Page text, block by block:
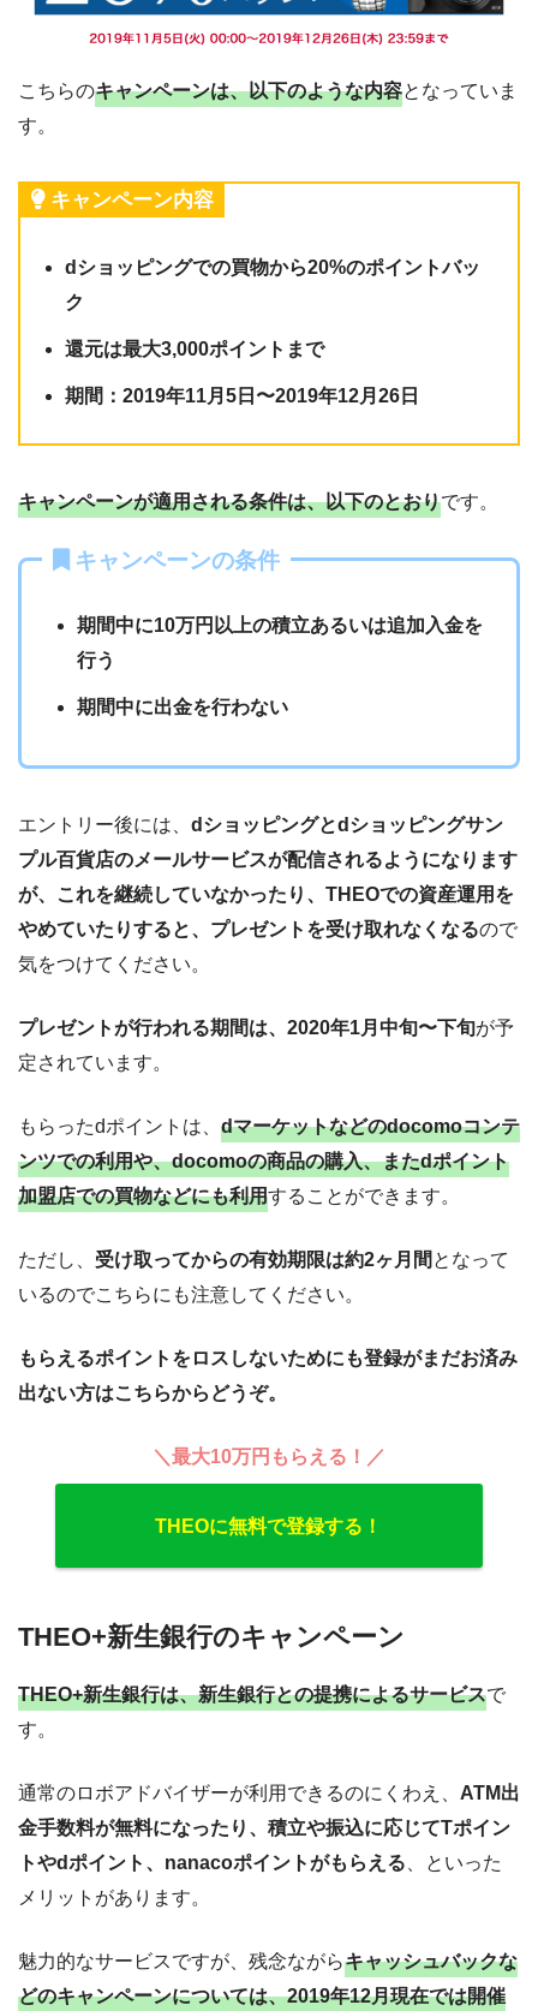
こちらのキャンペーンは、以下のような内容となっていま
す。
キャンペーン内容
dショッピングでの買物から20%のポイントバッ
ク
還元は最大3,000ポイントまで
期間：2019年11月5日〜2019年12月26日
キャンペーンが適用される条件は、以下のとおりです。
キャンペーンの条件
期間中に10万円以上の積立あるいは追加入金を
行う
期間中に出金を行わない
エントリー後には、 dショッピングとdショッピングサン
プル百貨店のメールサービスが配信されるようになります
が、これを継続していなかったり、THEOでの資産運用を
やめていたりすると、プレゼントを受け取れなくなるので
気をつけてください。
プレゼントが行われる期間は、2020年1月中旬〜下旬が予
定されています。
もらったdポイントは、 dマーケットなどのdocomoコンテ
ンツでの利用や、docomoの商品の購入、またdポイント
加盟店での買物などにも利用することができます。
ただし、 受け取ってからの有効期限は約2ヶ月間 となって
いるのでこちらにも注意してください。
もらえるポイントをロスしないためにも登録がまだお済み
出ない方はこちらからどうぞ。
＼最大10万円もらえる！／
THEOに無料で登録する！
THEO+新生銀行のキャンペーン
THEO+新生銀行は、新生銀行との提携によるサービスで
す。
通常のロボアドバイザーが利用できるのにくわえ、 ATM出
金手数料が無料になったり、積立や振込に応じてTポイン
トやdポイント、nanacoポイントがもらえる 、といった
メリットがあります。
魅力的なサービスですが、残念ながらキャッシュバックな
どのキャンペーンについては、2019年12月現在では開催